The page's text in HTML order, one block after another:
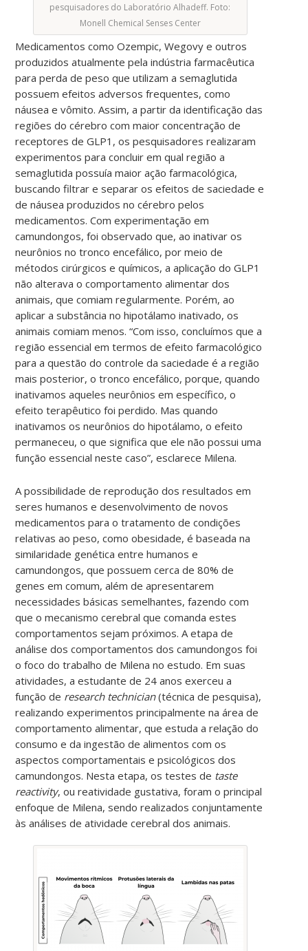
pesquisadores do Laboratório Alhadeff. Foto:
Monell Chemical Senses Center
Medicamentos como Ozempic, Wegovy e outros
produzidos atualmente pela indústria farmacêutica
para perda de peso que utilizam a semaglutida
possuem efeitos adversos frequentes, como
náusea e vômito. Assim, a partir da identificação das
regiões do cérebro com maior concentração de
receptores de GLP1, os pesquisadores realizaram
experimentos para concluir em qual região a
semaglutida possuía maior ação farmacológica,
buscando filtrar e separar os efeitos de saciedade e
de náusea produzidos no cérebro pelos
medicamentos. Com experimentação em
camundongos, foi observado que, ao inativar os
neurônios no tronco encefálico, por meio de
métodos cirúrgicos e químicos, a aplicação do GLP1
não alterava o comportamento alimentar dos
animais, que comiam regularmente. Porém, ao
aplicar a substância no hipotálamo inativado, os
animais comiam menos. “Com isso, concluímos que a
região essencial em termos de efeito farmacológico
para a questão do controle da saciedade é a região
mais posterior, o tronco encefálico, porque, quando
inativamos aqueles neurônios em específico, o
efeito terapêutico foi perdido. Mas quando
inativamos os neurônios do hipotálamo, o efeito
permaneceu, o que significa que ele não possui uma
função essencial neste caso”, esclarece Milena.
A possibilidade de reprodução dos resultados em
seres humanos e desenvolvimento de novos
medicamentos para o tratamento de condições
relativas ao peso, como obesidade, é baseada na
similaridade genética entre humanos e
camundongos, que possuem cerca de 80% de
genes em comum, além de apresentarem
necessidades básicas semelhantes, fazendo com
que o mecanismo cerebral que comanda estes
comportamentos sejam próximos. A etapa de
análise dos comportamentos dos camundongos foi
o foco do trabalho de Milena no estudo. Em suas
atividades, a estudante de 24 anos exerceu a
função de research technician(técnica de pesquisa),
realizando experimentos principalmente na área de
comportamento alimentar, que estuda a relação do
consumo e da ingestão de alimentos com os
aspectos comportamentais e psicológicos dos
camundongos. Nesta etapa, os testes de taste
reactivity, ou reatividade gustativa, foram o principal
enfoque de Milena, sendo realizados conjuntamente
às análises de atividade cerebral dos animais.